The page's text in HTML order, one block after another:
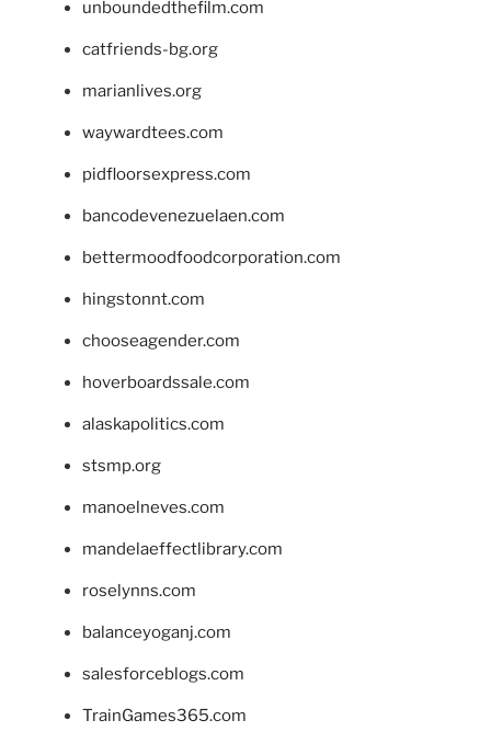
unboundedthefilm.com
catfriends-bg.org
marianlives.org
waywardtees.com
pidfloorsexpress.com
bancodevenezuelaen.com
bettermoodfoodcorporation.com
hingstonnt.com
chooseagender.com
hoverboardssale.com
alaskapolitics.com
stsmp.org
manoelneves.com
mandelaeffectlibrary.com
roselynns.com
balanceyoganj.com
salesforceblogs.com
TrainGames365.com